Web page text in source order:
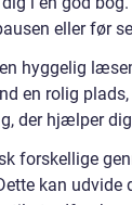
eller før
hyggelig
en rolig
der hjælper
forskellige
kan udvide